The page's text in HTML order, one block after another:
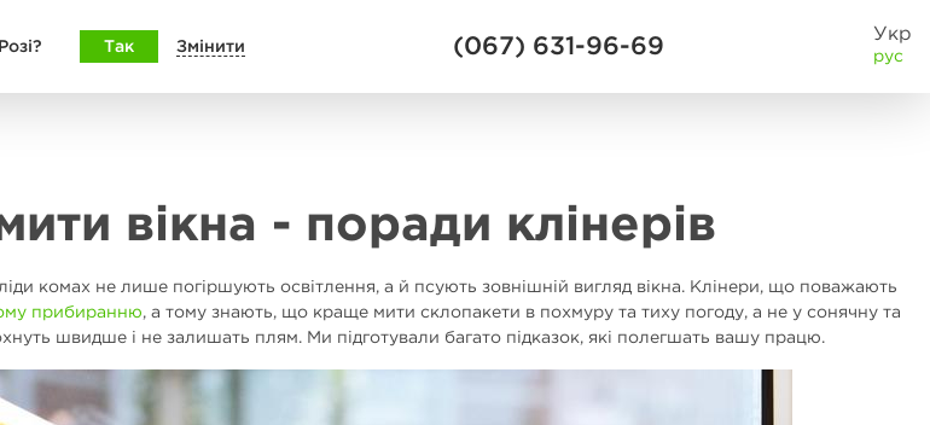
Так Змінити (067) 631-96-69 Укр
рус
вікна - поради клінерів
комах не лише погіршують освітлення, а й псують зовнішній вигляд вікна. Клінери, що поважають
прибиранню, а тому знають, що краще мити склопакети в похмуру та тиху погоду, а не у сонячну та
швидше і не залишать плям. Ми підготували багато підказок, які полегшать вашу працю.